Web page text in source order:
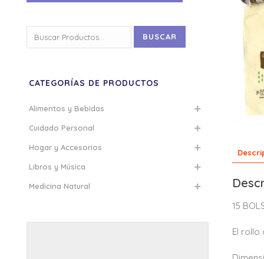
15
El rollo
por:
BUSCAR
CATEGORÍAS DE PRODUCTOS
Alimentos y Bebidas
Cuidado Personal
Hogar y Accesorios
Libros y Música
Medicina Natural